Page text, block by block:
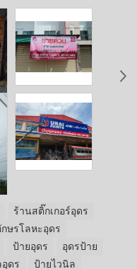
ร้านสติ๊กเกอร์อุดร
กษรโลหะอุดร
ป้ายอุดร
อุดรป้าย
ดร
ป้ายไวนิล